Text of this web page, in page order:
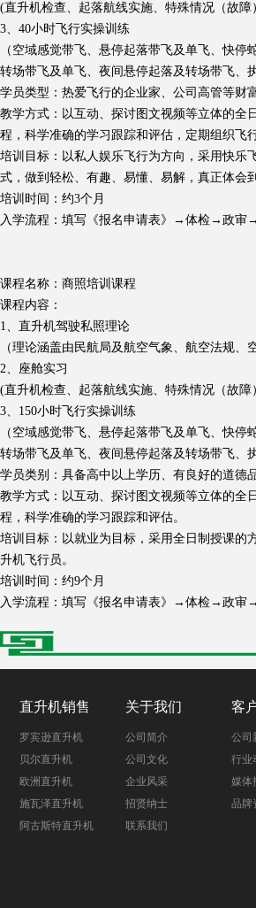
(直升机检查、起落航线实施、特殊情况（故
3、40小时飞行实操训练
（空域感觉带飞、悬停起落带飞及单飞、快
转场带飞及单飞、夜间悬停起落及转场带飞、
学员类型：热爱飞行的企业家、公司高管等财
教学方式：以互动、探讨图文视频等立体的全
程，科学准确的学习跟踪和评估，定期组织飞
培训目标：以私人娱乐飞行为方向，采用快乐
式，做到轻松、有趣、易懂、易解，真正体会
培训时间：约3个月
入学流程：填写《报名申请表》→体检→政
课程名称：商照培训课程
课程内容：
1、直升机驾驶私照理论
（理论涵盖由民航局及航空气象、航空法规、
2、座舱实习
(直升机检查、起落航线实施、特殊情况（故
3、150小时飞行实操训练
（空域感觉带飞、悬停起落带飞及单飞、快
转场带飞及单飞、夜间悬停起落及转场带飞、
学员类别：具备高中以上学历、有良好的道德
教学方式：以互动、探讨图文视频等立体的全
程，科学准确的学习跟踪和评估。
培训目标：以就业为目标，采用全日制授课的
升机飞行员。
培训时间：约9个月
入学流程：填写《报名申请表》→体检→政
直升机销售
罗宾逊直升机
贝尔直升机
欧洲直升机
施瓦泽直升机
阿古斯特直升机
关于我们
公司简介
公司文化
企业风采
招贤纳士
联系我们
客
公司
行业
媒体
品牌